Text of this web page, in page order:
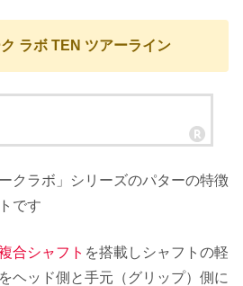
ラボ TEN ツアーライン
クラボ」シリーズのパターの特徴
です
合シャフト を搭載しシャフトの軽
ヘッド側と手元（グリップ）側に